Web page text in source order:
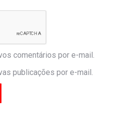
comentários por e-mail.
publicações por e-mail.